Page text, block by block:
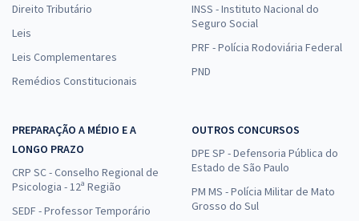
Direito Tributário
Leis
Leis Complementares
Remédios Constitucionais
INSS - Instituto Nacional do
Seguro Social
PRF - Polícia Rodoviária Federal
PND
PREPARAÇÃO A MÉDIO E A
LONGO PRAZO
CRP SC - Conselho Regional de
Psicologia - 12ª Região
SEDF - Professor Temporário
OUTROS CONCURSOS
DPE SP - Defensoria Pública do
Estado de São Paulo
PM MS - Polícia Militar de Mato
Grosso do Sul